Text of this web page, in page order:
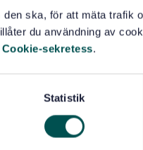
ska, för att mäta trafik
du användning av
Cookie-sekretess.
Statistik